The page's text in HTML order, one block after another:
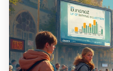
процесса.
и предоставляем
эффективного